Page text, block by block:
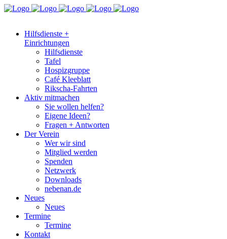
Hilfsdienste +
Einrichtungen
Hilfsdienste
Tafel
Hospizgruppe
Café Kleeblatt
Rikscha-Fahrten
Aktiv mitmachen
Sie wollen helfen?
Eigene Ideen?
Fragen + Antworten
Der Verein
Wer wir sind
Mitglied werden
Spenden
Netzwerk
Downloads
nebenan.de
Neues
Neues
Termine
Termine
Kontakt